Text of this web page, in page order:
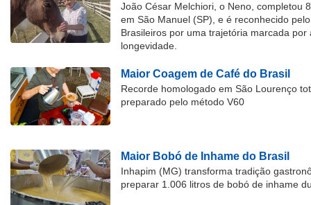
João César Melchiori, o Neno, completou
em São Manuel (SP), e é reconhecido
Brasileiros por uma trajetória marcada por
longevidade.
Maior Coagem de Café do Brasil
Recorde homologado em São Lourenço
preparado pelo método V60
Maior Bobó de Inhame do Brasil
Inhapim (MG) transforma tradição
preparar 1.006 litros de bobó de inhame